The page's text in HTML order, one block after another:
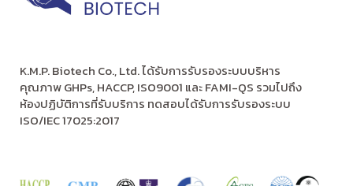
K.M.P. Biotech Co., Ltd. ได้รับการรับรองระบบบริหาร
คุณภาพ GHPs, HACCP, ISO9001 และ FAMI-QS รวมไปถึง
ห้องปฏิบัติการที่รับบริการ ทดสอบได้รับการรับรองระบบ
ISO/IEC 17025:2017